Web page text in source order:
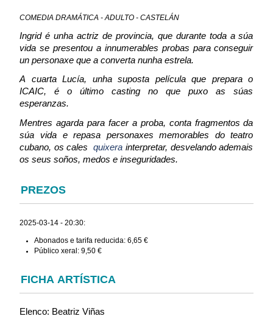
COMEDIA DRAMÁTICA - ADULTO - CASTELÁN
Ingrid é unha actriz de provincia, que durante toda a súa
vida se presentou a innumerables probas para conseguir
un personaxe que a converta nunha estrela.
A cuarta Lucía, unha suposta película que prepara o
ICAIC, é o últimocasting no que puxo as súas
esperanzas.
Mentres agarda para facer a proba, conta fragmentos da
súa vida e repasa personaxes memorables do teatro
cubano, os calesquixera interpretar, desvelando ademais
os seus soños, medos e inseguridades.
PREZOS
2025-03-14 - 20:30:
Abonados e tarifa reducida: 6,65 €
Público xeral: 9,50 €
FICHA ARTÍSTICA
Elenco: Beatriz Viñas